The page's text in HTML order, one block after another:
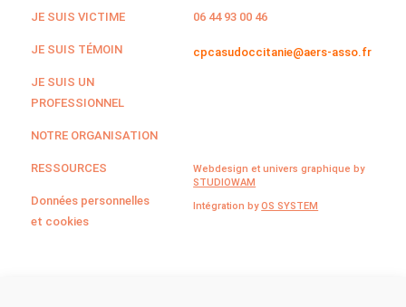
JE SUIS VICTIME
JE SUIS TÉMOIN
JE SUIS UN
PROFESSIONNEL
NOTRE ORGANISATION
RESSOURCES
Données personnelles
et cookies
06 44 93 00 46
cpcasudoccitanie@aers-asso.fr
Webdesign et univers graphique by
STUDIOWAM
Intégration byOS SYSTEM